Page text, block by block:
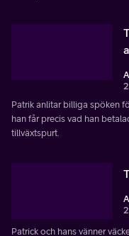
Patrik anlitar billiga spöken
han får precis vad han
tillväxtspurt.
Patrick och hans vänner